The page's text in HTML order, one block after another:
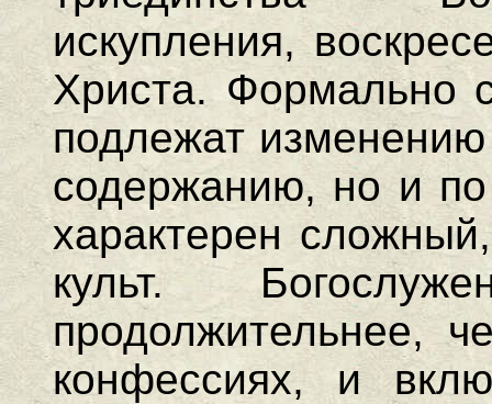
искупления,
Христа. Формально
подлежат
содержанию, но и
характерен
культ.
продолжительнее,
конфессиях, и